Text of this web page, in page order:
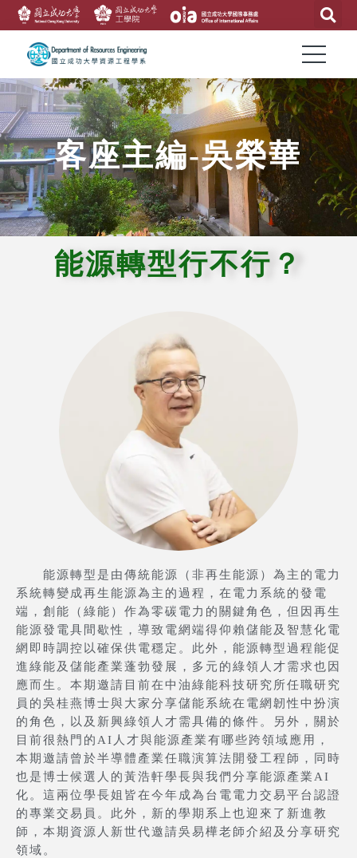
客座主編-吳榮華
能源轉型行不行？
能源轉型是由傳統能源（非再生能源）為主的電力
系統轉變成再生能源為主的過程，在電力系統的發電
端，創能（綠能）作為零碳電力的關鍵角色，但因再生
能源發電具間歇性，導致電網端得仰賴儲能及智慧化電
網即時調控以確保供電穩定。此外，能源轉型過程能促
進綠能及儲能產業蓬勃發展，多元的綠領人才需求也因
應而生。本期邀請目前在中油綠能科技研究所任職研究
員的吳桂燕博士與大家分享儲能系統在電網韌性中扮演
的角色，以及新興綠領人才需具備的條件。另外，關於
目前很熱門的AI人才與能源產業有哪些跨領域應用，
本期邀請曾於半導體產業任職演算法開發工程師，同時
也是博士候選人的黃浩軒學長與我們分享能源產業AI
化。這兩位學長姐皆在今年成為台電電力交易平台認證
的專業交易員。此外，新的學期系上也迎來了新進教
師，本期資源人新世代邀請吳易樺老師介紹及分享研究
領域。